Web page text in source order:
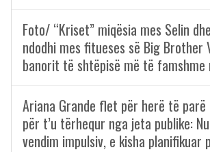
Foto/ “Kriset” miqësia mes Selin
ndodhi mes fitueses së Big Brother
banorit të shtëpisë më të famshme
Ariana Grande flet për herë të parë
për t’u tërhequr nga jeta publike:
vendim impulsiv, e kisha planifikuar